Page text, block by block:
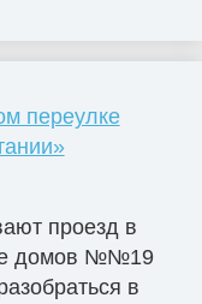
переулке
проезд в
домов №№19
в